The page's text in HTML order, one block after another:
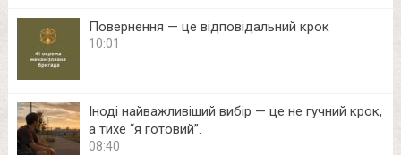
Повернення — це відповідальний крок
10:01
Іноді найважливіший вибір — це не гучний крок,
а тихе “я готовий”.
08:40